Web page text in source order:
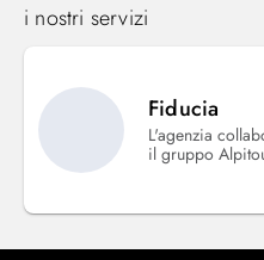
i nostri servizi
Fiducia
L'agenzia
il gruppo